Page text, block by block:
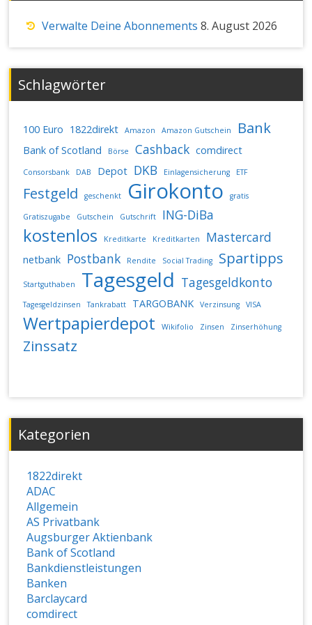
Verwalte Deine Abonnements 8. August 2026
Schlagwörter
100 Euro 1822direkt Amazon Amazon Gutschein Bank
Bank of Scotland Börse Cashback comdirect
Consorsbank DAB Depot DKB Einlagensicherung ETF
Festgeld geschenkt Girokonto gratis
Gratiszugabe Gutschein Gutschrift ING-DiBa
kostenlos Kreditkarte Kreditkarten Mastercard
netbank Postbank Rendite Social Trading Spartipps
Startguthaben Tagesgeld Tagesgeldkonto
Tagesgeldzinsen Tankrabatt TARGOBANK Verzinsung VISA
Wertpapierdepot Wikifolio Zinsen Zinserhöhung
Zinssatz
Kategorien
1822direkt
ADAC
Allgemein
AS Privatbank
Augsburger Aktienbank
Bank of Scotland
Bankdienstleistungen
Banken
Barclaycard
comdirect